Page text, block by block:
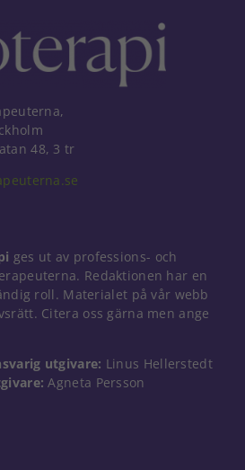
48, 3 tr
ges ut av professions- och
Redaktionen har en
roll. Materialet på vår webb
Citera oss gärna men ange
utgivare: Linus Hellerstedt
Agneta Persson
Nödvändiga